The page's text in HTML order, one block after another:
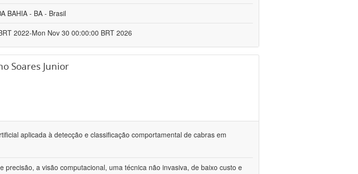
BAHIA - BA - Brasil
2022-Mon Nov 30 00:00:00 BRT 2026
Soares Junior
aplicada à detecção e classificação comportamental de cabras em
precisão, a visão computacional, uma técnica não invasiva, de baixo custo e